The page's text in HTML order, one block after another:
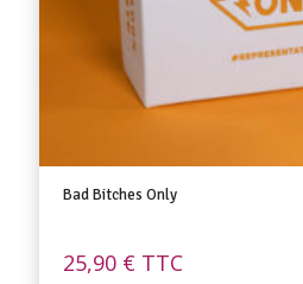
Bad Bitches Only
25,90 € TTC